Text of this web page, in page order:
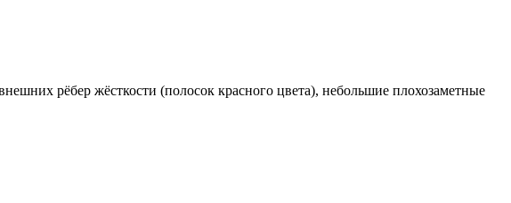
рёбер жёсткости (полосок красного цвета), небольшие плохозаметные